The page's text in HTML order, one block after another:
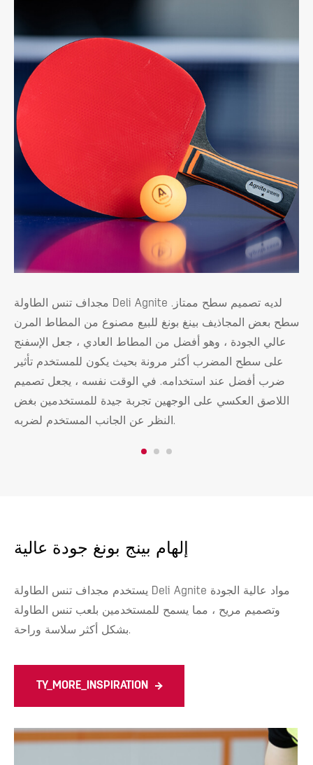
مجداف تنس الطاولة Deli Agnite لديه تصميم سطح ممتاز.
سطح بعض المجاذيف بينغ بونغ للبيع مصنوع من المطاط المرن
عالي الجودة ، وهو أفضل من المطاط العادي ، جعل الإسفنج
على سطح المضرب أكثر مرونة بحيث يكون للمستخدم تأثير
ضرب أفضل عند استخدامه. في الوقت نفسه ، يجعل تصميم
اللاصق العكسي على الوجهين تجربة جيدة للمستخدمين بغض
النظر عن الجانب المستخدم لضربه.
إلهام بينج بونغ جودة عالية
يستخدم مجداف تنس الطاولة Deli Agnite مواد عالية الجودة
وتصميم مريح ، مما يسمح للمستخدمين بلعب تنس الطاولة
بشكل أكثر سلاسة وراحة.
TY_MORE_INSPIRATION